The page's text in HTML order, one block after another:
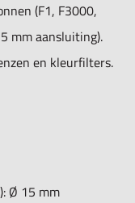
de lichtgeleider
intensiteit.
werkruimte.
(F1, F3000,
mm aansluiting).
en kleurfilters.
Ø 15 mm